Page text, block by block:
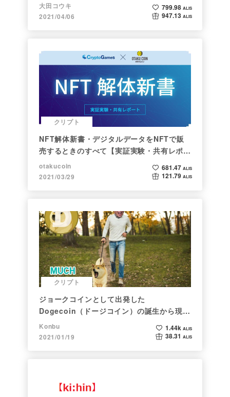
大田コウキ
2021/04/06
799.98 ALIS
947.13 ALIS
クリプト
NFT解体新書・デジタルデータをNFTで販
売するときのすべて【実証実験・共有レポー
ト】
otakucoin
2021/03/29
681.47 ALIS
121.79 ALIS
クリプト
ジョークコインとして出発した
Dogecoin（ドージコイン）の誕生から現在
まで。注目される非証券性🐶
Konbu
2021/01/19
1.44k ALIS
38.31 ALIS